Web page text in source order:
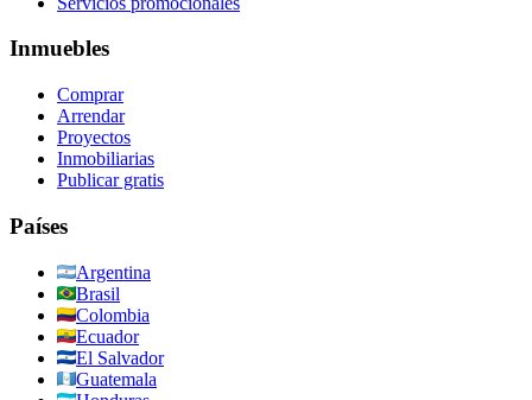
Inmuebles
Comprar
Arrendar
Proyectos
Inmobiliarias
Publicar gratis
Países
Argentina
Brasil
Colombia
Ecuador
El Salvador
Guatemala